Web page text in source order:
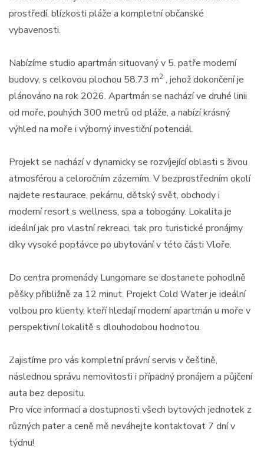
prostředí, blízkosti pláže a kompletní občanské
vybavenosti.
Nabízíme studio apartmán situovaný v 5. patře moderní
budovy, s celkovou plochou 58.73 m2 , jehož dokončení je
plánováno na rok 2026. Apartmán se nachází ve druhé linii
od moře, pouhých 300 metrů od pláže, a nabízí krásný
výhled na moře i výborný investiční potenciál.
Projekt se nachází v dynamicky se rozvíjející oblasti s živou
atmosférou a celoročním zázemím. V bezprostředním okolí
najdete restaurace, pekárnu, dětský svět, obchody i
moderní resort s wellness, spa a tobogány. Lokalita je
ideální jak pro vlastní rekreaci, tak pro turistické pronájmy
díky vysoké poptávce po ubytování v této části Vloře.
Do centra promenády Lungomare se dostanete pohodlně
pěšky přibližně za 12 minut. Projekt Cold Water je ideální
volbou pro klienty, kteří hledají moderní apartmán u moře v
perspektivní lokalitě s dlouhodobou hodnotou.
Zajistíme pro vás kompletní právní servis v češtině,
následnou správu nemovitosti i případný pronájem a půjčení
auta bez depositu.
Pro více informací a dostupnosti všech bytových jednotek z
různých pater a ceně mě neváhejte kontaktovat 7 dní v
týdnu!